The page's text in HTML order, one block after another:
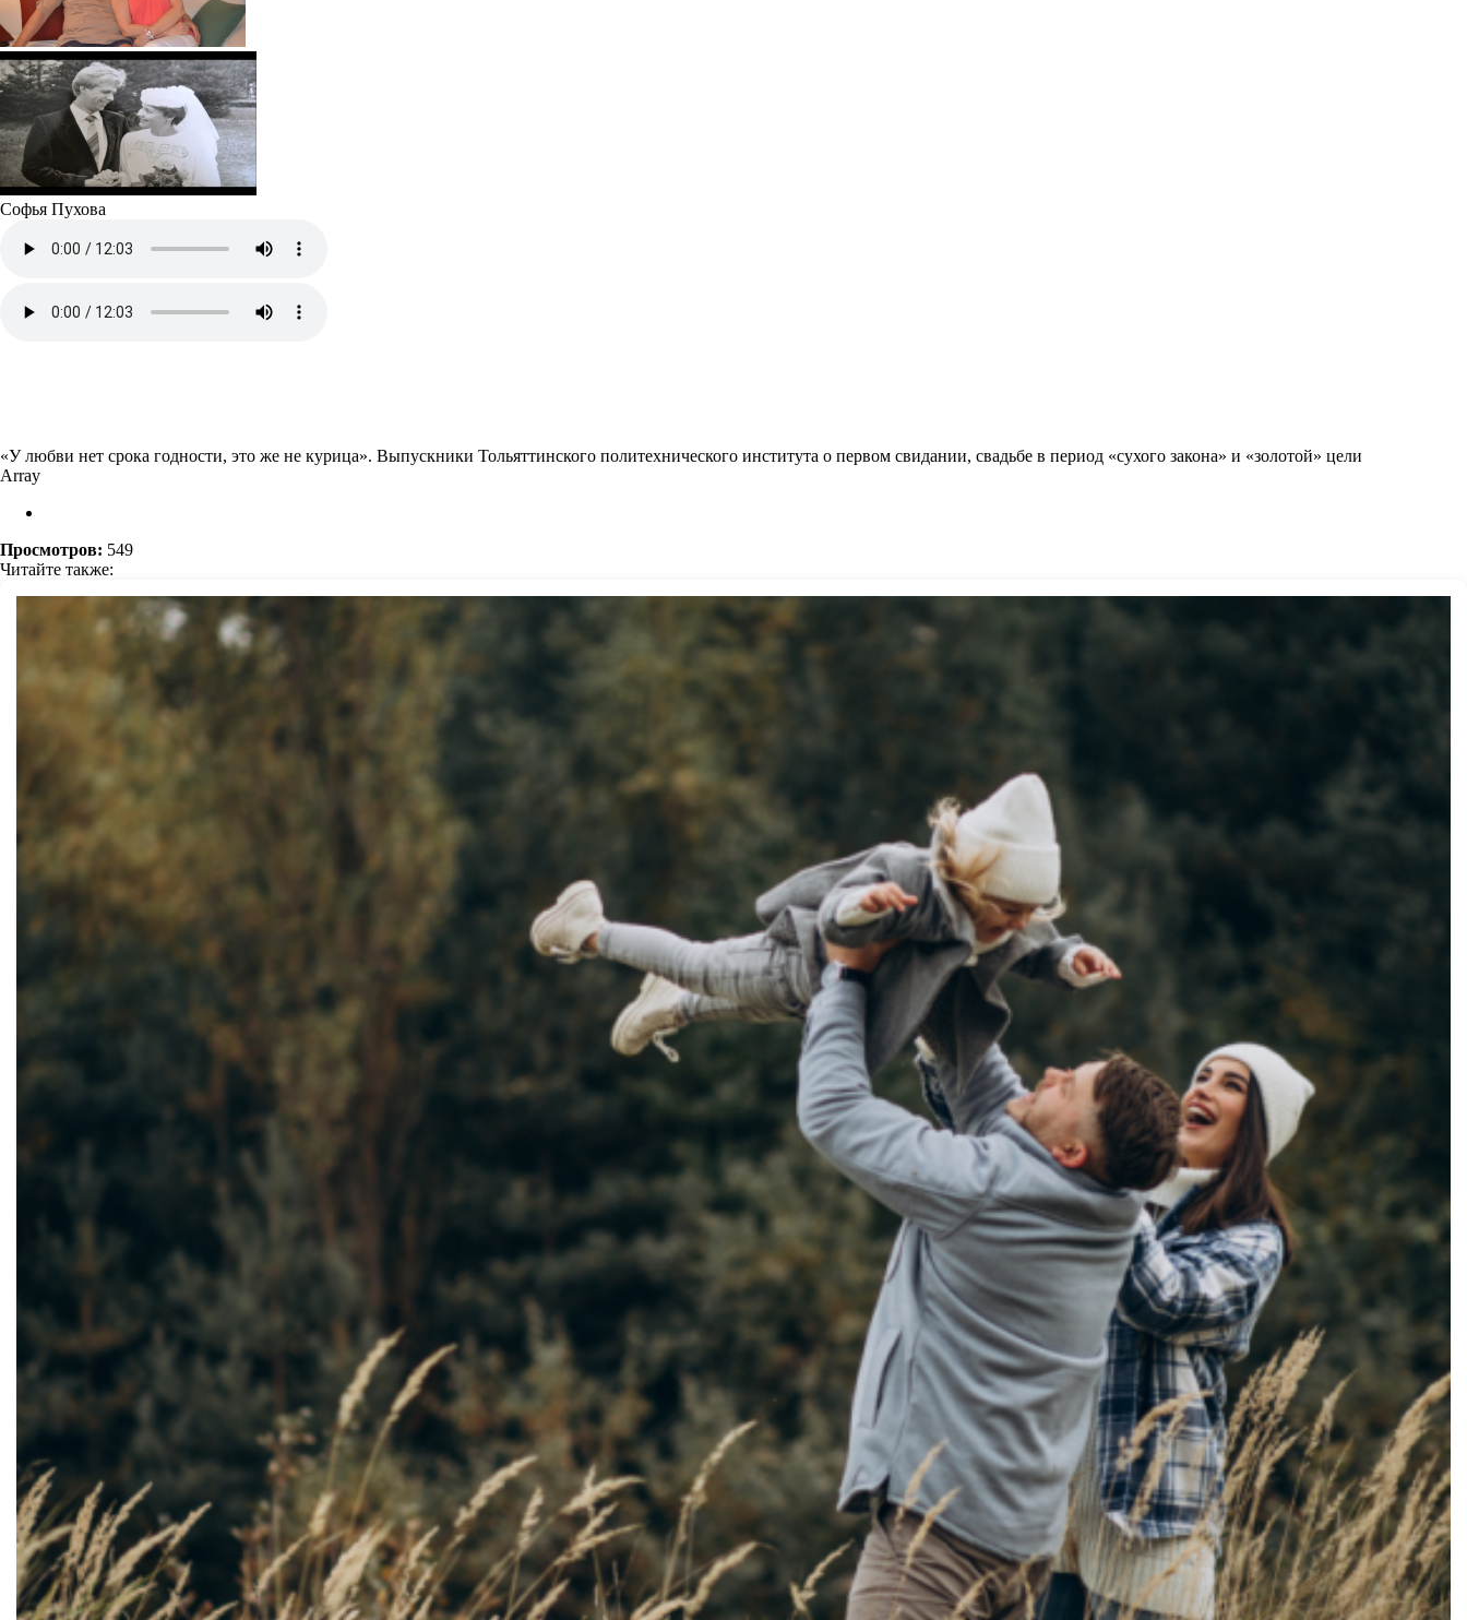
Софья Пухова
«У любви нет срока годности, это же не курица». Выпускники Тольяттинского политехнического института о первом свидании, свадьбе в период «сухого закона» и «золотой» цели
Array
Просмотров: 549
Читайте также: